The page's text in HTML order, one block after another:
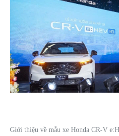
Giới thiệu về mẫu xe Honda CR-V